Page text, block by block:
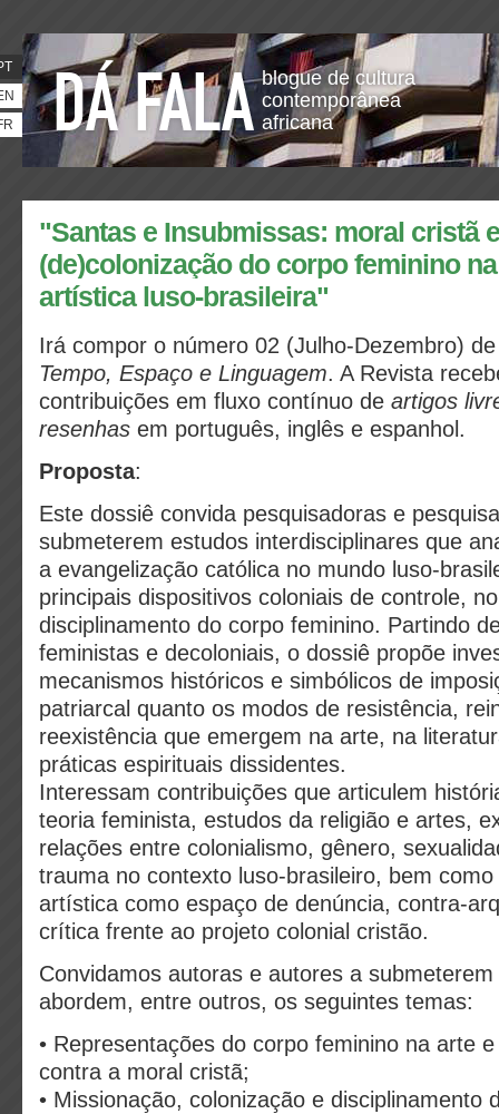
blogue de cultura
contemporânea
africana
"Santas e Insubmissas: moral cristã e
(de)colonização do corpo feminino
artística luso-brasileira"
Irá compor o número 02 (Julho-Dezembro)
Tempo, Espaço e Linguagem. A Revista
contribuições em fluxo contínuo de artigos
resenhas em português, inglês e espanhol.
Proposta:
Este dossiê convida pesquisadoras e
submeterem estudos interdisciplinares que
a evangelização católica no mundo luso-
principais dispositivos coloniais de controle,
disciplinamento do corpo feminino. Partindo
feministas e decoloniais, o dossiê propõe
mecanismos históricos e simbólicos de
patriarcal quanto os modos de resistência,
reexistência que emergem na arte, na
práticas espirituais dissidentes.
Interessam contribuições que articulem
teoria feminista, estudos da religião e artes,
relações entre colonialismo, gênero,
trauma no contexto luso-brasileiro, bem
artística como espaço de denúncia, contra-
crítica frente ao projeto colonial cristão.
Convidamos autoras e autores a
abordem, entre outros, os seguintes temas:
• Representações do corpo feminino na arte
contra a moral cristã;
• Missionação, colonização e disciplinamento